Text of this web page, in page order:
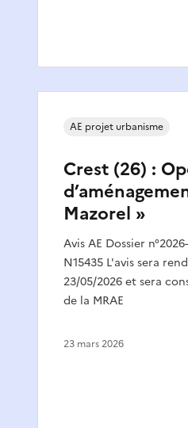
Crest (26) :
Mazorel »
Avis AE Dossier
N15435 L'avis sera
23/05/2026 et sera
de la MRAE
AE projet urbanisme
23 mars 2026